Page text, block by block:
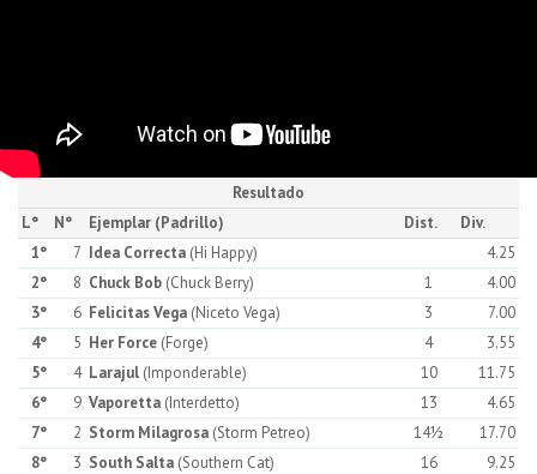
Resultado
L°
N° Ejemplar (Padrillo) Dist.
Div.
1°
7 Idea Correcta (Hi Happy)
4.25
2°
8 Chuck Bob (Chuck Berry) 1
4.00
3°
6 Felicitas Vega (Niceto Vega) 3
7.00
4°
5 Her Force (Forge) 4
3.55
5°
4 Larajul (Imponderable) 10
11.75
6°
9 Vaporetta (Interdetto) 13
4.65
7°
2 Storm Milagrosa (Storm Petreo) 14½
17.70
8°
3 South Salta (Southern Cat) 16
9.25